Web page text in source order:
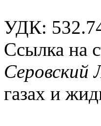
УДК:
Ссылка на
Серовский
газах и